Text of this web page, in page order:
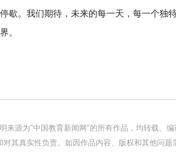
歇。我们期待，未来的每一天，每一个独
。
来源为"中国教育新闻网"的所有作品，均转载、
对其真实性负责。如因作品内容、版权和其他问